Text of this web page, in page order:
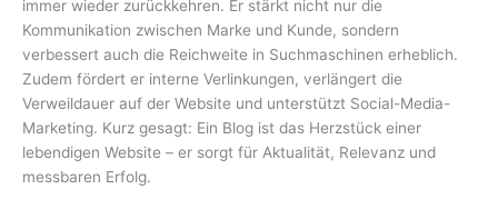
immer wieder zurückkehren. Er stärkt nicht nur die
Kommunikation zwischen Marke und Kunde, sondern
verbessert auch die Reichweite in Suchmaschinen erheblich.
Zudem fördert er interne Verlinkungen, verlängert die
Verweildauer auf der Website und unterstützt Social-Media-
Marketing. Kurz gesagt: Ein Blog ist das Herzstück einer
lebendigen Website – er sorgt für Aktualität, Relevanz und
messbaren Erfolg.